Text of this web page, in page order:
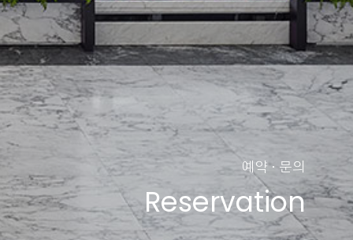
예약 · 문의
Reservation